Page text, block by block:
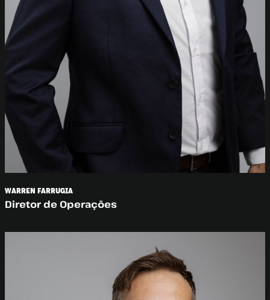
WARREN FARRUGIA
Diretor de Operações